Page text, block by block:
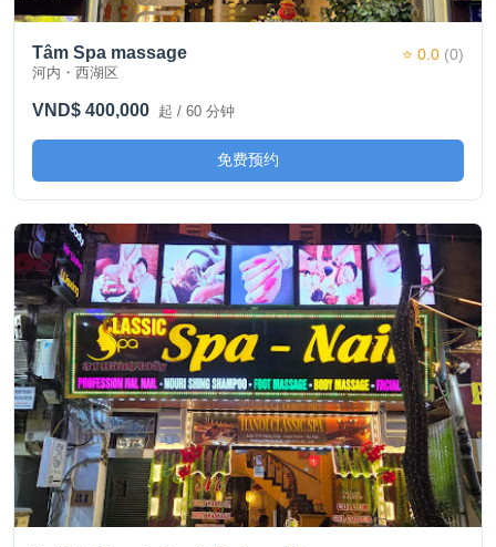
Tâm Spa massage
河内・西湖区
⭐ 0.0 (0)
VND$ 400,000 起 / 60 分钟
免费预约